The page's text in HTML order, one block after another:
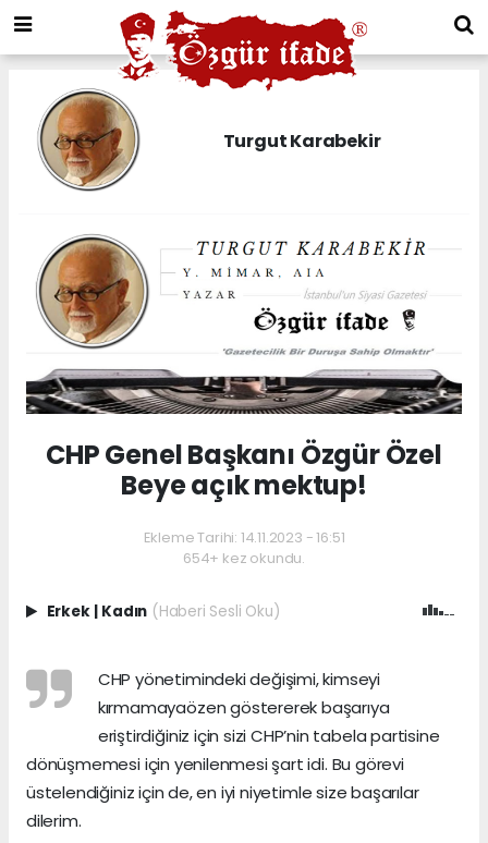
Turgut Karabekir
CHP Genel Başkanı Özgür Özel
Beye açık mektup!
Ekleme Tarihi: 14.11.2023 - 16:51
654+ kez okundu.
Erkek | Kadın (Haberi Sesli Oku)
CHP yönetimindeki değişimi, kimseyi
kırmamayaözen göstererek başarıya
eriştirdiğiniz için sizi CHP’nin tabela partisine
dönüşmemesi için yenilenmesi şart idi. Bu görevi
üstelendiğiniz için de, en iyi niyetimle size başarılar
dilerim.